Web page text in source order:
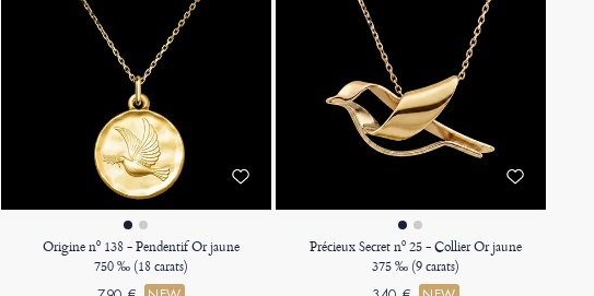
Origine nº 138 - Pendentif Or jaune
750 ‰ (18 carats)
Précieux Secret nº 25 - Collier Or jaune
375 ‰ (9 carats)